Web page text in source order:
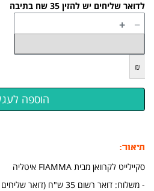
לדואר שליחים יש להזין 35 שח בתיבה
−
+
₪
תיאור:
סקיילייט לקרוואן מבית FIAMMA איטליה
​​- משלוח: דואר רשום 35 ש"ח (דואר שליחים 70 ש"ח)